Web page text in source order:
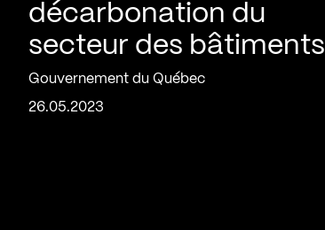
décarbonation du
secteur des bâtiments
Gouvernement du Québec
26.05.2023